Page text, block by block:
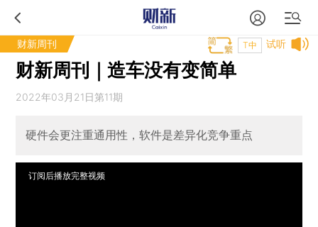
财新周刊 试听
T中
财新周刊｜造车没有变简单
2022年03月21日第11期
硬件会更注重通用性，软件是差异化竞争重点
订阅后播放完整视频